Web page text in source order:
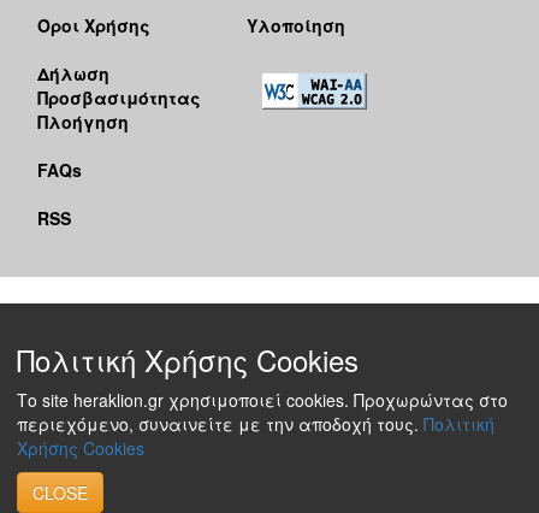
Όροι Χρήσης
Δήλωση
Προσβασιμότητας
Πλοήγηση
FAQs
RSS
Υλοποίηση
Πολιτική Χρήσης Cookies
Το site heraklion.gr χρησιμοποιεί cookies. Προχωρώντας στο
περιεχόμενο, συναινείτε με την αποδοχή τους. Πολιτική
Χρήσης Cookies
CLOSE